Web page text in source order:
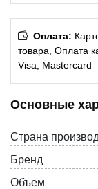
Оплата:
товара, Оплата
Visa, Mastercard
Основные
Страна
Бренд
Объем